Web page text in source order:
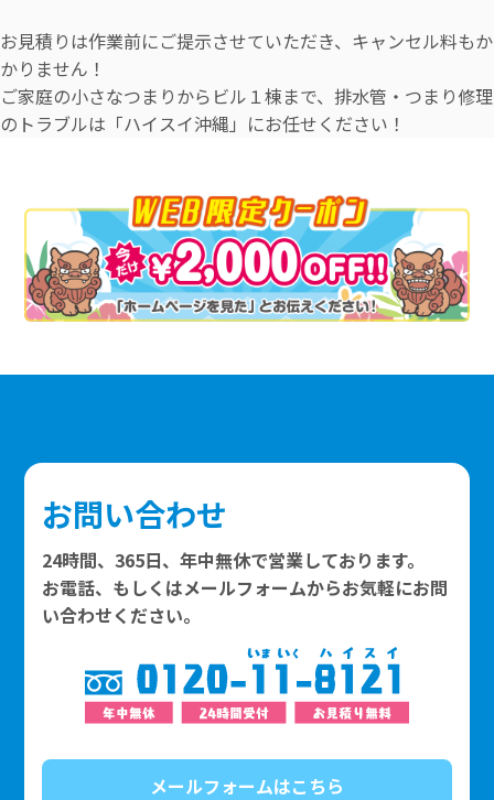
お見積りは作業前にご提示させていただき、キャンセル料もか
かりません！
ご家庭の小さなつまりからビル１棟まで、排水管・つまり修理
のトラブルは「ハイスイ沖縄」にお任せください！
お問い合わせ
24時間、365日、年中無休で営業しております。
お電話、もしくはメールフォームからお気軽にお問
い合わせください。
メールフォームはこちら